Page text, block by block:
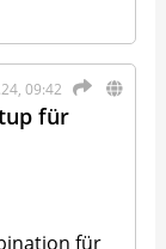
09:42
für
für